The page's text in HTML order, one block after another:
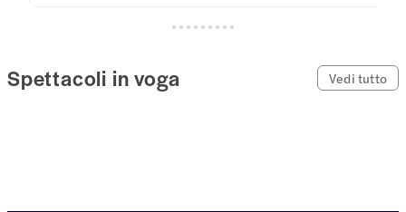
Spettacoli in voga Vedi tutto